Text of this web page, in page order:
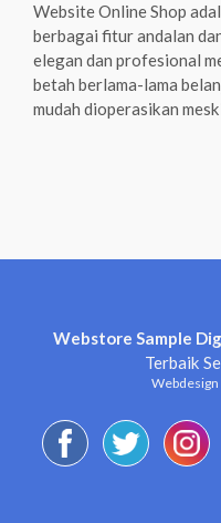
Website Online Shop
berbagai fitur andalan
elegan dan profesional
betah berlama-lama
mudah dioperasikan
Webstore Sample
Terbaik
Webdesign